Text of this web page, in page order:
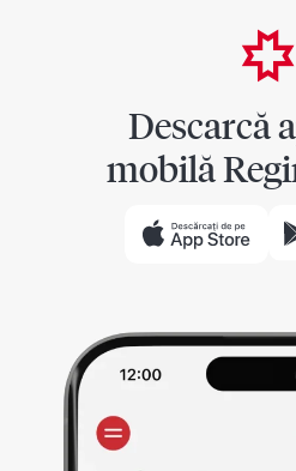
Descarcă
mobilă